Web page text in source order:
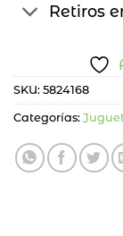
Retiros
SKU: 5824168
Categorías: